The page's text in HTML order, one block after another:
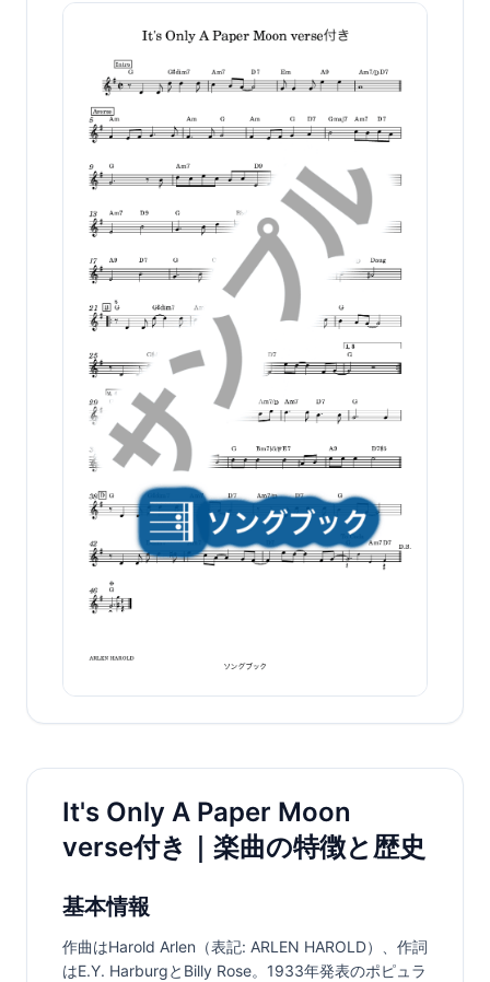
It's Only A Paper Moon
verse付き｜楽曲の特徴と歴史
基本情報
作曲はHarold Arlen（表記: ARLEN HAROLD）、作詞
はE.Y. HarburgとBilly Rose。1933年発表のポピュラ